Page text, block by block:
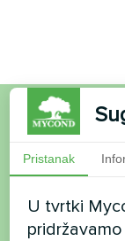
Želite
pitanja?
Pristanak
U tvrtki